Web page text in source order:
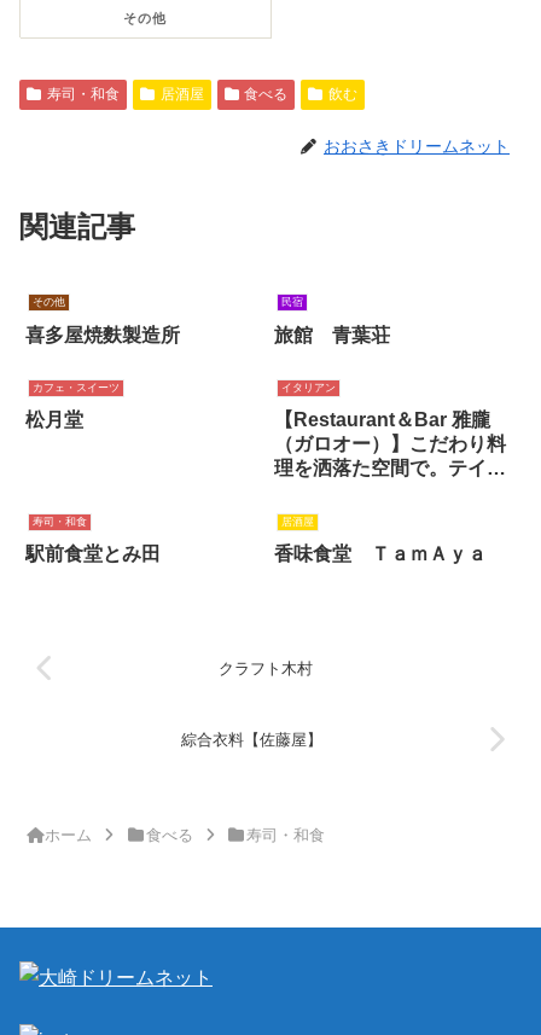
その他
寿司・和食 居酒屋 食べる 飲む
おおさきドリームネット
関連記事
その他
喜多屋焼麩製造所
民宿
旅館 青葉荘
カフェ・スイーツ
松月堂
イタリアン
【Restaurant＆Bar 雅朧
（ガロオー）】こだわり料
理を洒落た空間で。テイク
寿司・和食
駅前食堂とみ田
居酒屋
香味食堂 ＴａｍＡｙａ
クラフト木村
綜合衣料【佐藤屋】
ホーム 食べる 寿司・和食